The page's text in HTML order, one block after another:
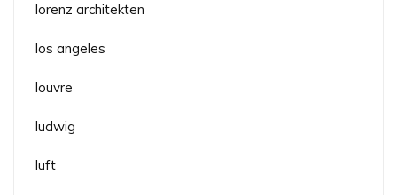
lorenz architekten
los angeles
louvre
ludwig
luft